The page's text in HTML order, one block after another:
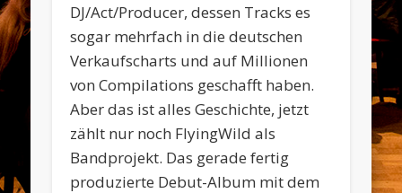
DJ/Act/Producer, dessen Tracks es
sogar mehrfach in die deutschen
Verkaufscharts und auf Millionen
von Compilations geschafft haben.
Aber das ist alles Geschichte, jetzt
zählt nur noch FlyingWild als
Bandprojekt. Das gerade fertig
produzierte Debut-Album mit dem